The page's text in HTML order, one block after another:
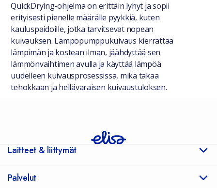
QuickDrying-ohjelma on erittäin lyhyt ja sopii
erityisesti pienelle määrälle pyykkiä, kuten
kauluspaidoille, jotka tarvitsevat nopean
kuivauksen. Lämpöpumppukuivaus kierrättää
lämpimän ja kostean ilman, jäähdyttää sen
lämmönvaihtimen avulla ja käyttää lämpöä
uudelleen kuivausprosessissa, mikä takaa
tehokkaan ja hellävaraisen kuivaustuloksen.
Laitteet & liittymät
Palvelut